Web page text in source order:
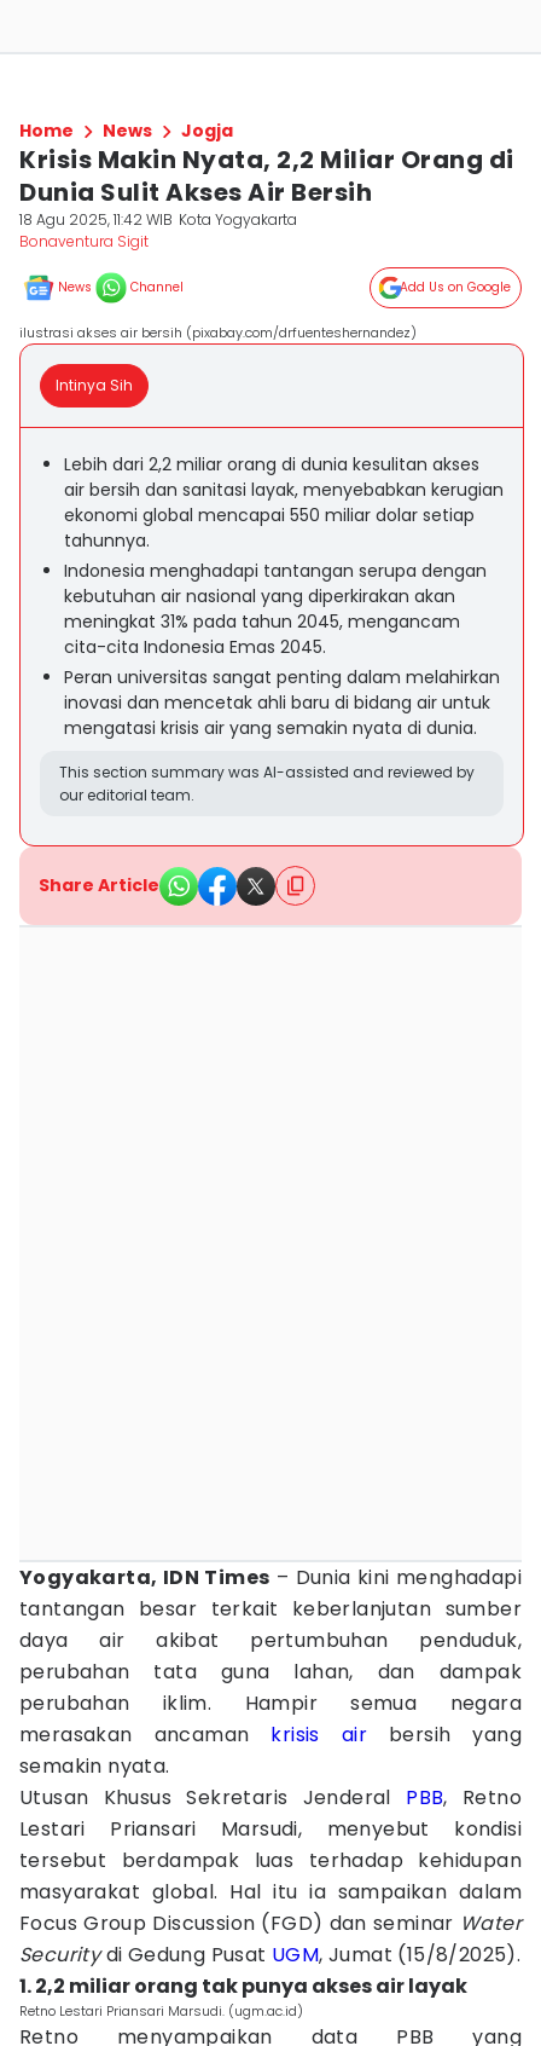
Home News Jogja
Krisis Makin Nyata, 2,2 Miliar Orang di
Dunia Sulit Akses Air Bersih
18 Agu 2025, 11:42 WIB Kota Yogyakarta
Bonaventura Sigit
News Channel Add Us on Google
ilustrasi akses air bersih (pixabay.com/drfuenteshernandez)
Intinya Sih
Lebih dari 2,2 miliar orang di dunia kesulitan akses
air bersih dan sanitasi layak, menyebabkan kerugian
ekonomi global mencapai 550 miliar dolar setiap
tahunnya.
Indonesia menghadapi tantangan serupa dengan
kebutuhan air nasional yang diperkirakan akan
meningkat 31% pada tahun 2045, mengancam
cita-cita Indonesia Emas 2045.
Peran universitas sangat penting dalam melahirkan
inovasi dan mencetak ahli baru di bidang air untuk
mengatasi krisis air yang semakin nyata di dunia.
This section summary was AI-assisted and reviewed by
our editorial team.
Share Article
Yogyakarta, IDN Times – Dunia kini menghadapi
tantangan besar terkait keberlanjutan sumber
daya air akibat pertumbuhan penduduk,
perubahan tata guna lahan, dan dampak
perubahan iklim. Hampir semua negara
merasakan ancaman krisis air bersih yang
semakin nyata.
Utusan Khusus Sekretaris Jenderal PBB, Retno
Lestari Priansari Marsudi, menyebut kondisi
tersebut berdampak luas terhadap kehidupan
masyarakat global. Hal itu ia sampaikan dalam
Focus Group Discussion (FGD) dan seminar Water
Securitydi Gedung Pusat UGM, Jumat (15/8/2025).
1. 2,2 miliar orang tak punya akses air layak
Retno Lestari Priansari Marsudi. (ugm.ac.id)
Retno menyampaikan data PBB yang